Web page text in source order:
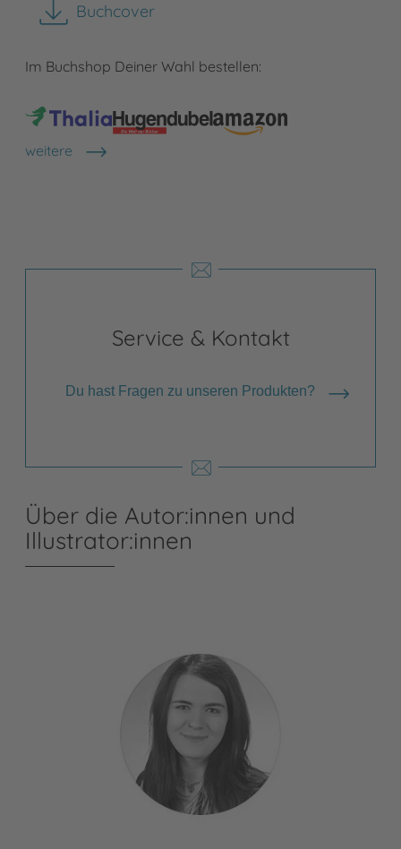
Buchcover
herunterladen
Im Buchshop Deiner Wahl bestellen:
weitere
Shops anzeigen
Service & Kontakt
Du hast Fragen zu unseren Produkten?
Über die Autor:innen und
Illustrator:innen